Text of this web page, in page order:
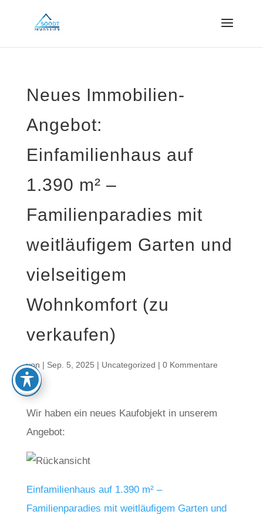
Neues Immobilien-
Angebot:
Einfamilienhaus auf
1.390 m² –
Familienparadies mit
weitläufigem Garten und
vielseitigem
Wohnkomfort (zu
verkaufen)
von | Sep. 5, 2025 | Uncategorized | 0 Kommentare
Wir haben ein neues Kaufobjekt in unserem
Angebot:
Einfamilienhaus auf 1.390 m² –
Familienparadies mit weitläufigem Garten und